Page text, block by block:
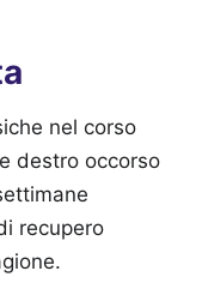
nel corso
destro occorso
recupero